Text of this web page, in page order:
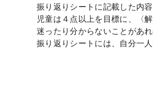
振り返りシートに記載した内
児童は４点以上を目標に、〈
迷ったり分からないことがあ
振り返りシートには、自分一